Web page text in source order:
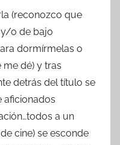
(reconozco que
o de bajo
dormírmelas o
dé) y tras
detrás del título se
aficionados
a un
cine) se esconde